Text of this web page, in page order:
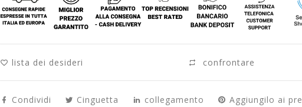
it.products.product.decrease
it.products.product.increase
lista dei desideri confrontare
Condividi Cinguetta collegamento
Aggiungilo ai